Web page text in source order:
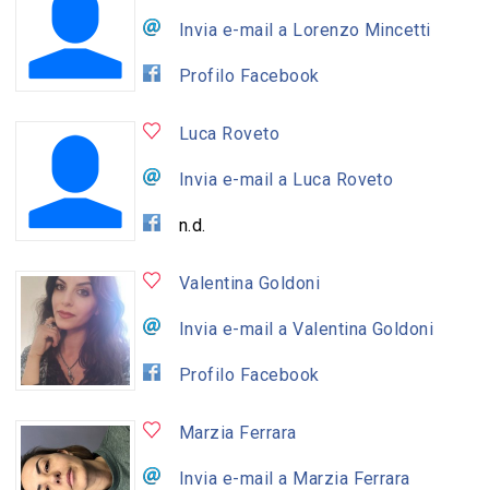
Invia e-mail a Lorenzo Mincetti
Profilo Facebook
Luca Roveto
Invia e-mail a Luca Roveto
n.d.
Valentina Goldoni
Invia e-mail a Valentina Goldoni
Profilo Facebook
Marzia Ferrara
Invia e-mail a Marzia Ferrara